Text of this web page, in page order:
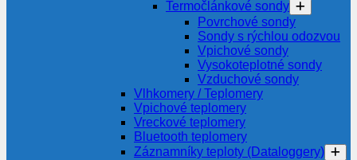
Termočlánkové sondy
Povrchové sondy
Sondy s rýchlou odozvou
Vpichové sondy
Vysokoteplotné sondy
Vzduchové sondy
Vlhkomery / Teplomery
Vpichové teplomery
Vreckové teplomery
Bluetooth teplomery
Záznamníky teploty (Dataloggery)